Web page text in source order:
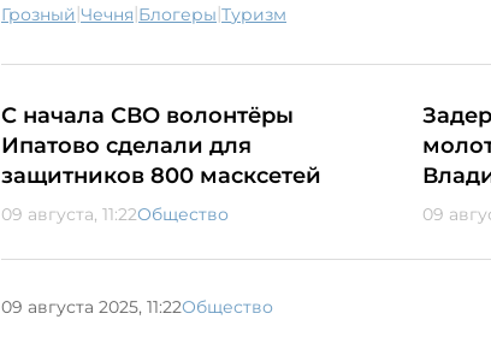
Грозный| Чечня| блогеры| туризм
С начала СВО волонтёры
Ипатово сделали для
защитников 800 масксетей
09 августа, 11:22Общество 09
09 августа 2025, 11:22Общество